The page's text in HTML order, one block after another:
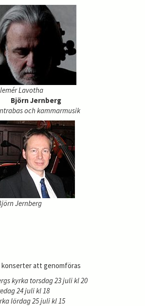
Lavotha
Björn Jernberg
och kammarmusik
Jernberg
konserter att genomföras
kyrka torsdag 23 juli kl 20
24 juli kl 18
lördag 25 juli kl 15